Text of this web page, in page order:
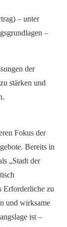
– unter
–
der
stärken und
Fokus der
Bereits in
„Stadt der
Erforderliche zu
und wirksame
ist –